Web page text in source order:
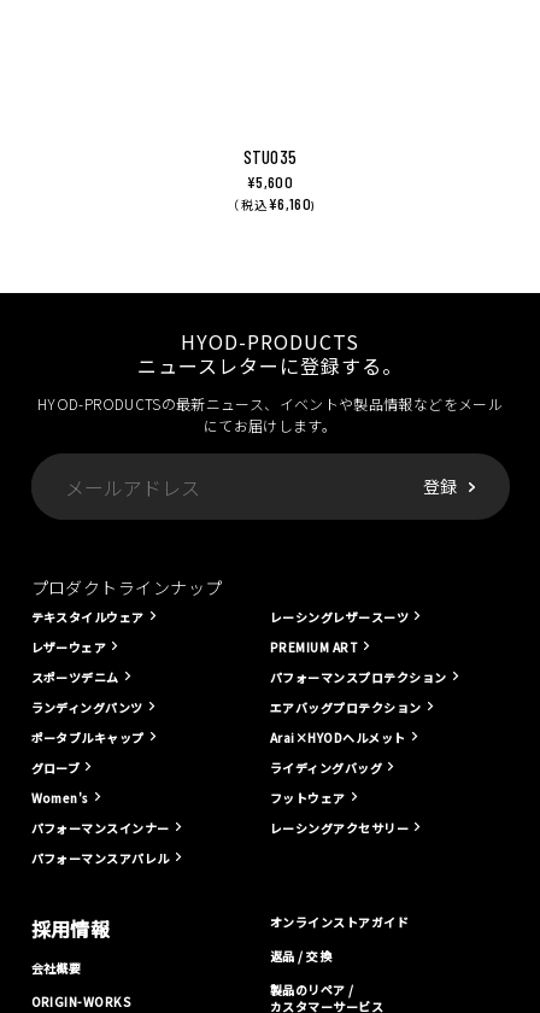
STU035
¥5,600
（ 税込¥6,160)
HYOD-PRODUCTS
ニュースレターに登録する。
HYOD-PRODUCTSの最新ニュース、イベントや製品情報などをメール
にてお届けします。
プロダクトラインナップ
テキスタイルウェア
レザーウェア
スポーツデニム
ランディングパンツ
ポータブルキャップ
グローブ
Women's
パフォーマンスインナー
パフォーマンスアパレル
レーシングレザースーツ
PREMIUM ART
パフォーマンスプロテクション
エアバッグプロテクション
Arai×HYODヘルメット
ライディングバッグ
フットウェア
レーシングアクセサリー
採用情報
会社概要
ORIGIN-WORKS
オンラインストアガイド
返品 / 交換
製品のリペア /
カスタマーサービス